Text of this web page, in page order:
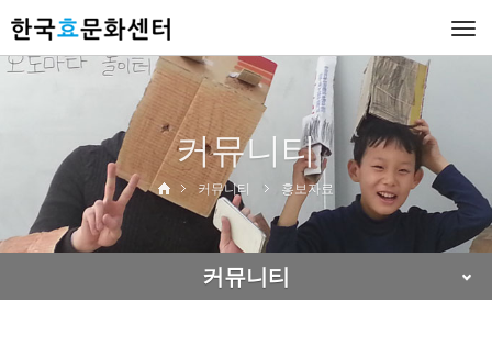
커뮤니티
커뮤니티 홍보자료
커뮤니티